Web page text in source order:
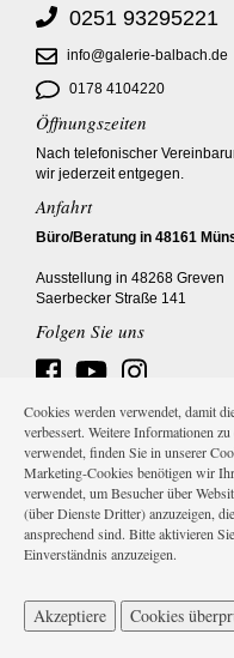
0251 93295221
info@galerie-balbach.de
0178 4104220
Öffnungszeiten
Nach telefonischer
wir jederzeit entgegen.
Anfahrt
Büro/Beratung in 48161
Ausstellung in 48268 Greven
Saerbecker Straße 141
Folgen Sie uns
Impressum AGB
Cookies werden verwendet, damit
verbessert. Weitere Informationen
verwendet, finden Sie in unserer
Marketing-Cookies benötigen wir
verwendet, um Besucher über
(über Dienste Dritter) anzuzeigen,
ansprechend sind. Bitte aktivieren
Einverständnis anzuzeigen.
Akzeptiere Cookies